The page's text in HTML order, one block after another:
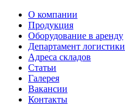
О компании
Продукция
Оборудование в аренду
Департамент логистики
Адреса складов
Статьи
Галерея
Вакансии
Контакты